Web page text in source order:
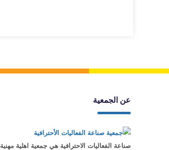
عن الجمعية
صناعة الفعاليات الاحترافية هي جمعية اهلية مهنية